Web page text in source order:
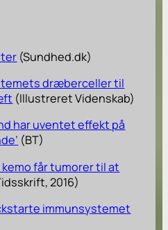
(Sundhed.dk)
dræberceller til
(Illustreret Videnskab)
har uventet effekt på
(BT)
får tumorer til at
2016)
immunsystemet